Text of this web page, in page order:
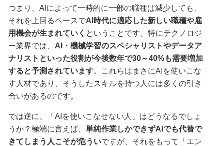
つまり、AIによって一時的に一部の職種は減少しても、
それを上回るペースでAI時代に適応した新しい職種や雇
用機会が生まれていく ということです。特にテクノロジ
ー業界では、 AI・機械学習のスペシャリストやデータア
ナリストといった役割が今後数年で30～40%も需要増加
すると予測されています。これらはまさにAIを使いこな
す人材であり、そうしたスキルを持つ人には多くの引き
合いがあるのです。
では逆に、「AIを使いこなせない人」はどうなるでしょ
うか？極端に言えば、 単純作業しかできずAIでも代替で
きてしまう人こそが危ういですが、それをもって「エン